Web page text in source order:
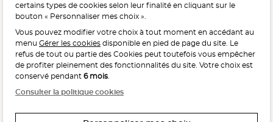
Interdiction de vente de boissons alcooliques
aux mineurs de moins de 18 ans
La preuve de majorité de l’acheteur est exigée au moment
de la vente en ligne.
certains types de cookies selon leur finalité en cliquant sur le
bouton « Personnaliser mes choix ».
Vous pouvez modifier votre choix à tout moment en accédant au
menu Gérer les cookies disponible en pied de page du site. Le
refus de tout ou partie des Cookies peut toutefois vous empêcher
de profiter pleinement des fonctionnalités du site. Votre choix est
conservé pendant 6 mois.
Consulter la politique cookies